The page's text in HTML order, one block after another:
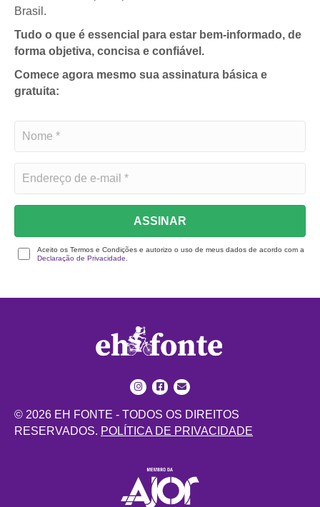
Brasil.
Tudo o que é essencial para estar bem-informado, de
forma objetiva, concisa e confiável.
Comece agora mesmo sua assinatura básica e
gratuita:
ASSINAR
Aceito os Termos e Condições e autorizo o uso de meus dados de acordo com a
Declaração de Privacidade.
© 2026 EH FONTE - TODOS OS DIREITOS
RESERVADOS. POLÍTICA DE PRIVACIDADE